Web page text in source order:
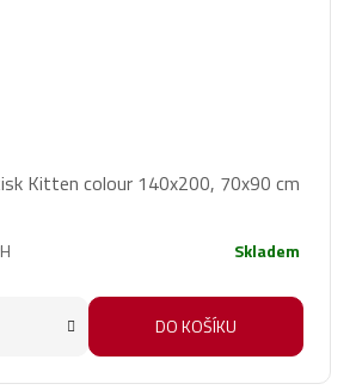
Kitten colour 140x200, 70x90 cm
Skladem
DO KOŠÍKU